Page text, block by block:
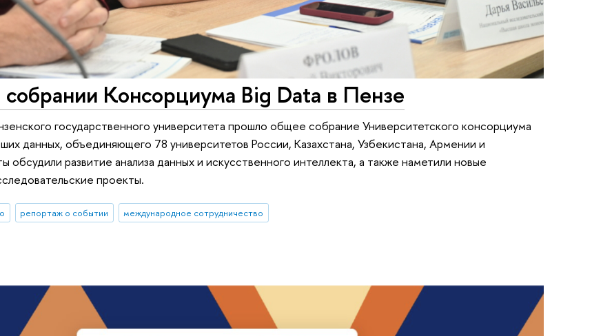
Консорциума Big Data в Пензе
государственного университета прошло общее собрание Университетского консорциума
данных, объединяющего 78 университетов России, Казахстана, Узбекистана, Армении и
обсудили развитие анализа данных и искусственного интеллекта, а также наметили новые
проекты.
репортаж о событии международное сотрудничество